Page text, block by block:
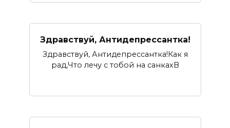
Здравствуй, Антидепрессантка!
Здравствуй, Антидепрессантка!Как я
рад,Что лечу с тобой на санкахВ